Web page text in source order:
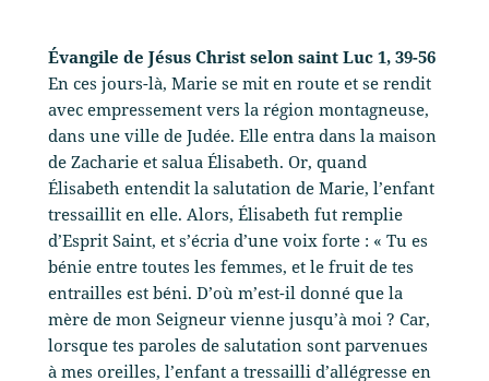
Évangile de Jésus Christ selon saint Luc 1, 39-56
En ces jours-là, Marie se mit en route et se rendit
avec empressement vers la région montagneuse,
dans une ville de Judée. Elle entra dans la maison
de Zacharie et salua Élisabeth. Or, quand
Élisabeth entendit la salutation de Marie, l’enfant
tressaillit en elle. Alors, Élisabeth fut remplie
d’Esprit Saint, et s’écria d’une voix forte : « Tu es
bénie entre toutes les femmes, et le fruit de tes
entrailles est béni. D’où m’est-il donné que la
mère de mon Seigneur vienne jusqu’à moi ? Car,
lorsque tes paroles de salutation sont parvenues
à mes oreilles, l’enfant a tressailli d’allégresse en